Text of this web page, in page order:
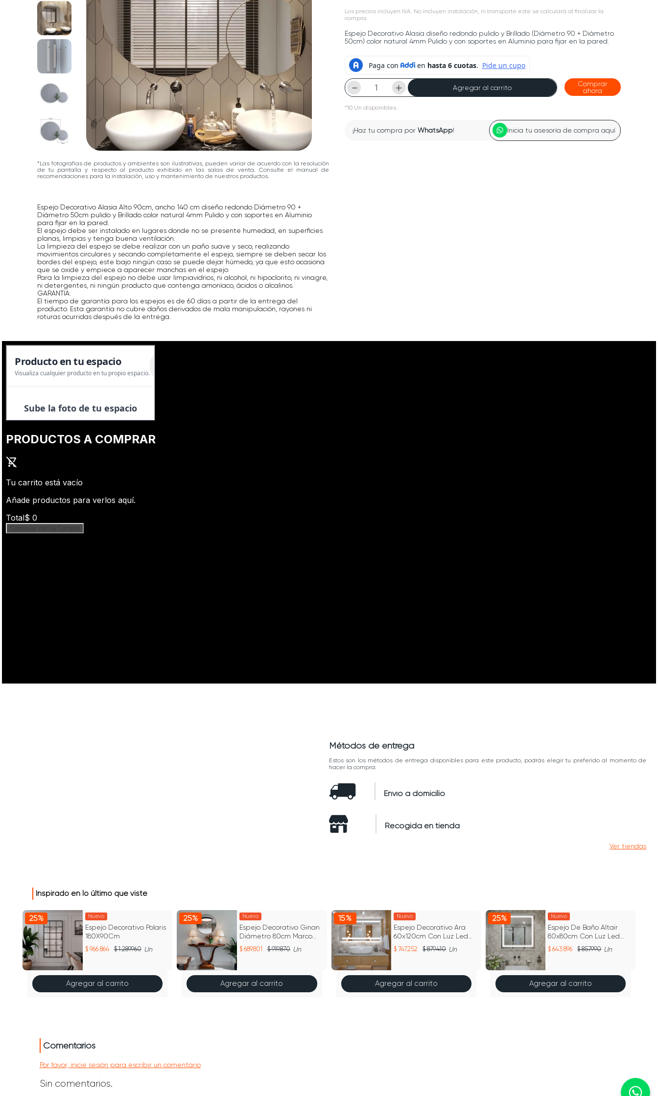
*Las fotografías de productos y ambientes son ilustrativas, pueden variar de acuerdo con la resolución
de tu pantalla y respecto al producto exhibido en las salas de venta. Consulte el manual de
recomendaciones para la instalación, uso y mantenimiento de nuestros productos.
Espejo Decorativo Alasia Alto 90cm, ancho 140 cm diseño redondo Diámetro 90 +
Diámetro 50cm pulido y Brillado color natural 4mm Pulido y con soportes en Aluminio
para fijar en la pared.
El espejo debe ser instalado en lugares donde no se presente humedad, en superficies
planas, limpias y tenga buena ventilación.
La limpieza del espejo se debe realizar con un paño suave y seco, realizando
movimientos circulares y secando completamente el espejo, siempre se deben secar los
bordes del espejo, este bajo ningún caso se puede dejar húmedo, ya que esto ocasiona
que se oxide y empiece a aparecer manchas en el espejo.
Para la limpieza del espejo no debe usar limpiavidrios, ni alcohol, ni hipoclorito, ni vinagre,
ni detergentes, ni ningún producto que contenga amoníaco, ácidos o alcalinos.
GARANTIA:
El tiempo de garantía para los espejos es de 60 días a partir de la entrega del
producto. Esta garantía no cubre daños derivados de mala manipulación, rayones ni
roturas ocurridas después de la entrega.
Los precios incluyen IVA. No incluyen instalación, ni transporte este se calculará al finalizar la
compra.
Espejo Decorativo Alasia diseño redondo pulido y Brillado (Diámetro 90 + Diámetro
50cm) color natural 4mm Pulido y con soportes en Aluminio para fijar en la pared.
＋
－ Agregar al carrito
*10 Un disponibles.
Comprar
ahora
¡Haz tu compra por WhatsApp! Inicia tu asesoría de compra aquí
Métodos de entrega
Estos son los métodos de entrega disponibles para este producto, podrás elegir tu preferido al momento de
hacer la compra:
Envío a domicilio
Recogida en tienda
Ver tiendas
Inspirado en lo último que viste
25% Nuevo
Espejo Decorativo Polaris
180X90Cm
966.864 1.289.960 Un
Agregar al carrito
25% Nuevo
Espejo Decorativo Ginan
Diámetro 80cm Marco
Color Rosa
689.801 919.870 Un
Agregar al carrito
15% Nuevo
Espejo Decorativo Ara
60x120cm Con Luz Led
Profesional Blanca
747.252 879.410 Un
Agregar al carrito
25% Nuevo
Espejo De Baño Altair
80x80cm Con Luz Led
Profesional Blanca
643.896 857.990 Un
Agregar al carrito
Comentarios
Por favor, inicie sesión para escribir un comentario
Sin comentarios.